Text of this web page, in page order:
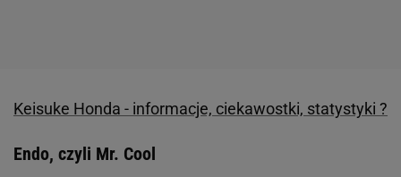
Keisuke Honda - informacje, ciekawostki, statystyki ?
Endo, czyli Mr. Cool